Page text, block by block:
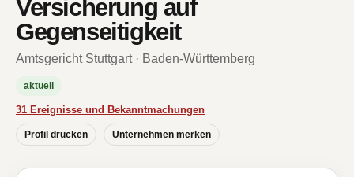
Versicherung auf
Gegenseitigkeit
Amtsgericht Stuttgart · Baden-Württemberg
aktuell
31 Ereignisse und Bekanntmachungen
Profil drucken Unternehmen merken